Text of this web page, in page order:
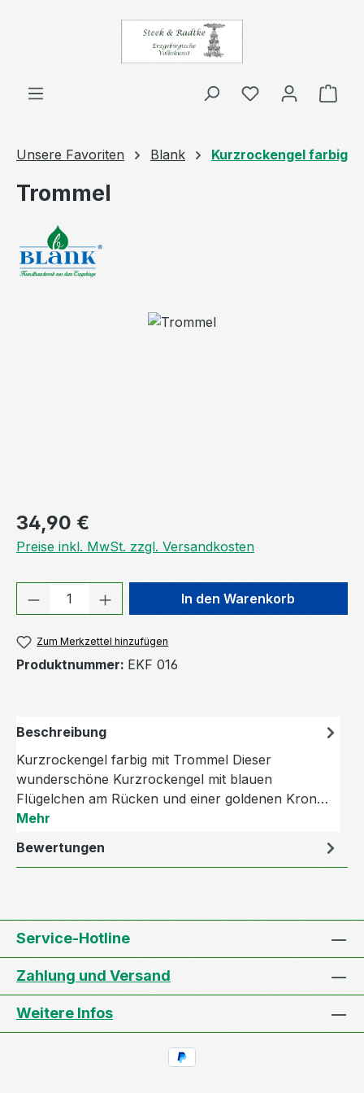
Zum Hauptinhalt springen
Unsere Favoriten Blank Kurzrockengel farbig
Trommel
Bildergalerie überspringen
Regulärer Preis:
34,90 €
Preise inkl. MwSt. zzgl. Versandkosten
Produkt Anzahl: Gib denIn den Warenkorb
Zum Merkzettel hinzufügen
Produktnummer: EKF 016
Beschreibung
Kurzrockengel farbig mit Trommel Dieser
wunderschöne Kurzrockengel mit blauen
Flügelchen am Rücken und einer goldenen Kron…
Mehr
Bewertungen
Service-Hotline
Zahlung und Versand
Weitere Infos